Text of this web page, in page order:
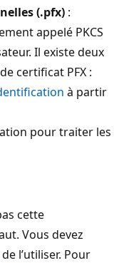
(.pfx) :
appelé PKCS
Il existe deux
certificat PFX :
à partir
pour traiter les
cette
Vous devez
l’utiliser. Pour